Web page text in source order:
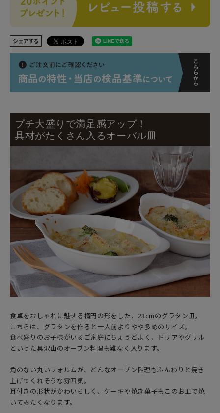
シェアする
プチ大盛りで満足感アップ！
具材がたくさん入るオーバル皿
食卓をおしゃれに魅せる楕円の形をした、23cmのグラタン皿。
こちらは、グラタンを作ると一人前よりやや多めのサイズ。
食べ盛りのお子様がいるご家庭にちょうどよく、ドリアやグリル
といった具沢山のオーブン料理も難なく入ります。
角のない丸いフォルムが、どんなオーブン料理もふんわりと焼き
上げてくれそうな雰囲気。
耳付きの形状がかわいらしく、ケーキや焼き菓子もこのお皿で焼
いてみたくなります。